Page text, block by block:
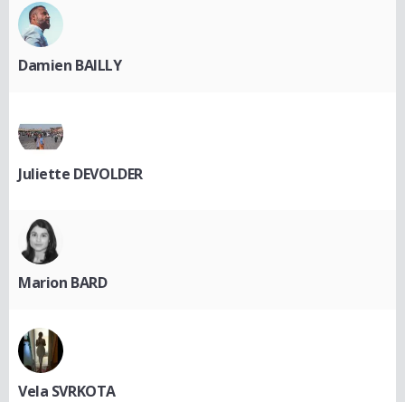
Damien BAILLY
Juliette DEVOLDER
Marion BARD
Vela SVRKOTA